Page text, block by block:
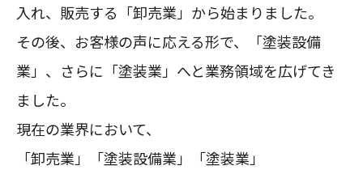
入れ、販売する「卸売業」から始まりました。
その後、お客様の声に応える形で、「塗装設備
業」、さらに「塗装業」へと業務領域を広げてき
ました。
現在の業界において、
「卸売業」「塗装設備業」「塗装業」